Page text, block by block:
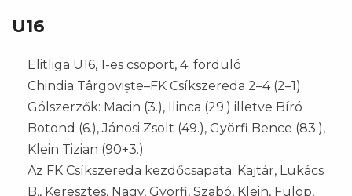
U16
Elitliga U16, 1-es csoport, 4. forduló
Chindia Târgoviște–FK Csíkszereda 2–4 (2–1)
Gólszerzők: Macin (3.), Ilinca (29.) illetve Bíró
Botond (6.), Jánosi Zsolt (49.), Györfi Bence (83.),
Klein Tizian (90+3.)
Az FK Csíkszereda kezdőcsapata: Kajtár, Lukács
B., Keresztes, Nagy, Györfi, Szabó, Klein, Fülöp,